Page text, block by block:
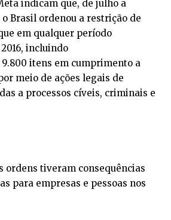
indicam que, de julho a
o Brasil ordenou a restrição de
em qualquer período
incluindo
itens em cumprimento a
meio de ações legais de
a processos cíveis, criminais e
ordens tiveram consequências
para empresas e pessoas nos